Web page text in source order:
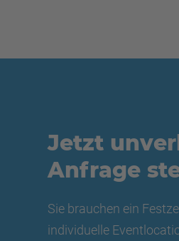
Jetzt
Anfrage
Sie brauchen ein
individuelle